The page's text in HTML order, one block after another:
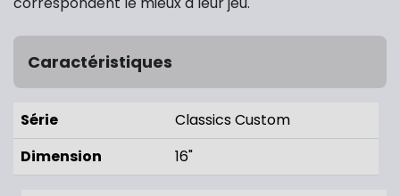
Caractéristiques
Série
Classics Custom
Dimension
16"